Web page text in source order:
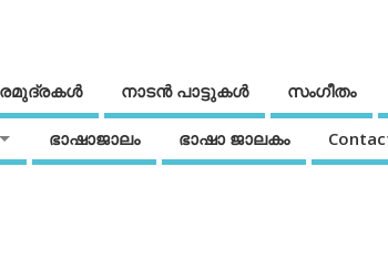
നാടന്‍ പാട്ടുകള്‍ സംഗീതം
ഭാഷാജാലം ഭാഷാ ജാലകം